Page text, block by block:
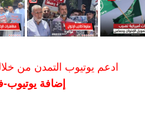
ادعم يوتيوب التمدن من خلال
إضافة